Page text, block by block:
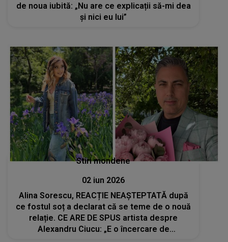
de noua iubită: „Nu are ce explicații să-mi dea
și nici eu lui”
Stiri mondene
02 iun 2026
Alina Sorescu, REACȚIE NEAȘTEPTATĂ după
ce fostul soț a declarat că se teme de o nouă
relație. CE ARE DE SPUS artista despre
Alexandru Ciucu: „E o încercare de